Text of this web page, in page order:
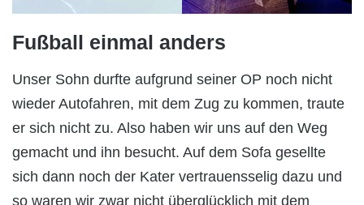
Fußball einmal anders
Unser Sohn durfte aufgrund seiner OP noch nicht
wieder Autofahren, mit dem Zug zu kommen, traute
er sich nicht zu. Also haben wir uns auf den Weg
gemacht und ihn besucht. Auf dem Sofa gesellte
sich dann noch der Kater vertrauensselig dazu und
so waren wir zwar nicht überglücklich mit dem